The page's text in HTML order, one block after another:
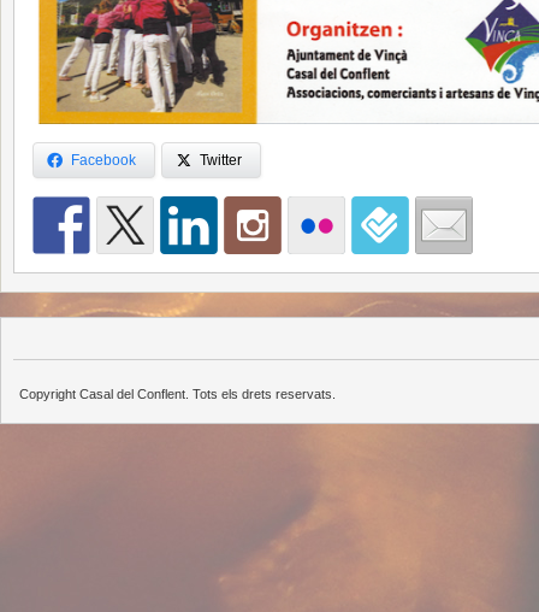
Facebook Twitter
Copyright Casal del Conflent. Tots els drets reservats.